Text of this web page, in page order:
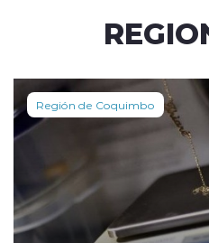
Región de Coquimbo